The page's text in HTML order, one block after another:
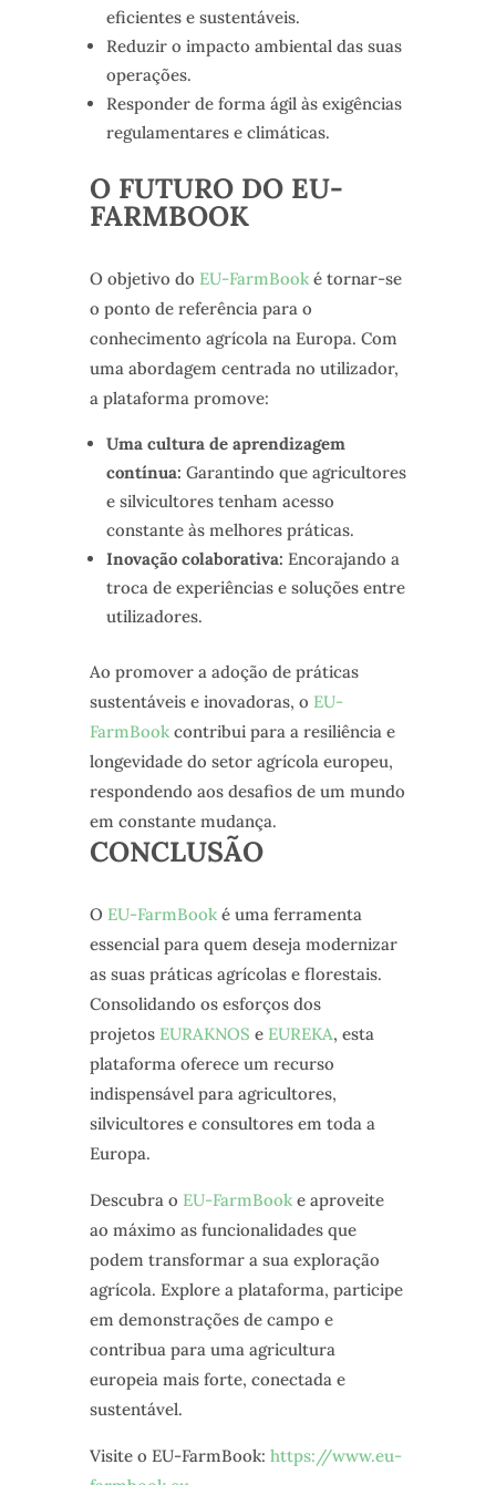
eficientes e sustentáveis.
Reduzir o impacto ambiental das suas
operações.
Responder de forma ágil às exigências
regulamentares e climáticas.
O FUTURO DO EU-
FARMBOOK
O objetivo do EU-FarmBooké tornar-se
o ponto de referência para o
conhecimento agrícola na Europa. Com
uma abordagem centrada no utilizador,
a plataforma promove:
Uma cultura de aprendizagem
contínua: Garantindo que agricultores
e silvicultores tenham acesso
constante às melhores práticas.
Inovação colaborativa: Encorajando a
troca de experiências e soluções entre
utilizadores.
Ao promover a adoção de práticas
sustentáveis e inovadoras, o EU-
FarmBookcontribui para a resiliência e
longevidade do setor agrícola europeu,
respondendo aos desafios de um mundo
em constante mudança.
CONCLUSÃO
O EU-FarmBooké uma ferramenta
essencial para quem deseja modernizar
as suas práticas agrícolas e florestais.
Consolidando os esforços dos
projetos EURAKNOS e EUREKA, esta
plataforma oferece um recurso
indispensável para agricultores,
silvicultores e consultores em toda a
Europa.
Descubra o EU-FarmBooke aproveite
ao máximo as funcionalidades que
podem transformar a sua exploração
agrícola. Explore a plataforma, participe
em demonstrações de campo e
contribua para uma agricultura
europeia mais forte, conectada e
sustentável.
Visite o EU-FarmBook: https://www.eu-